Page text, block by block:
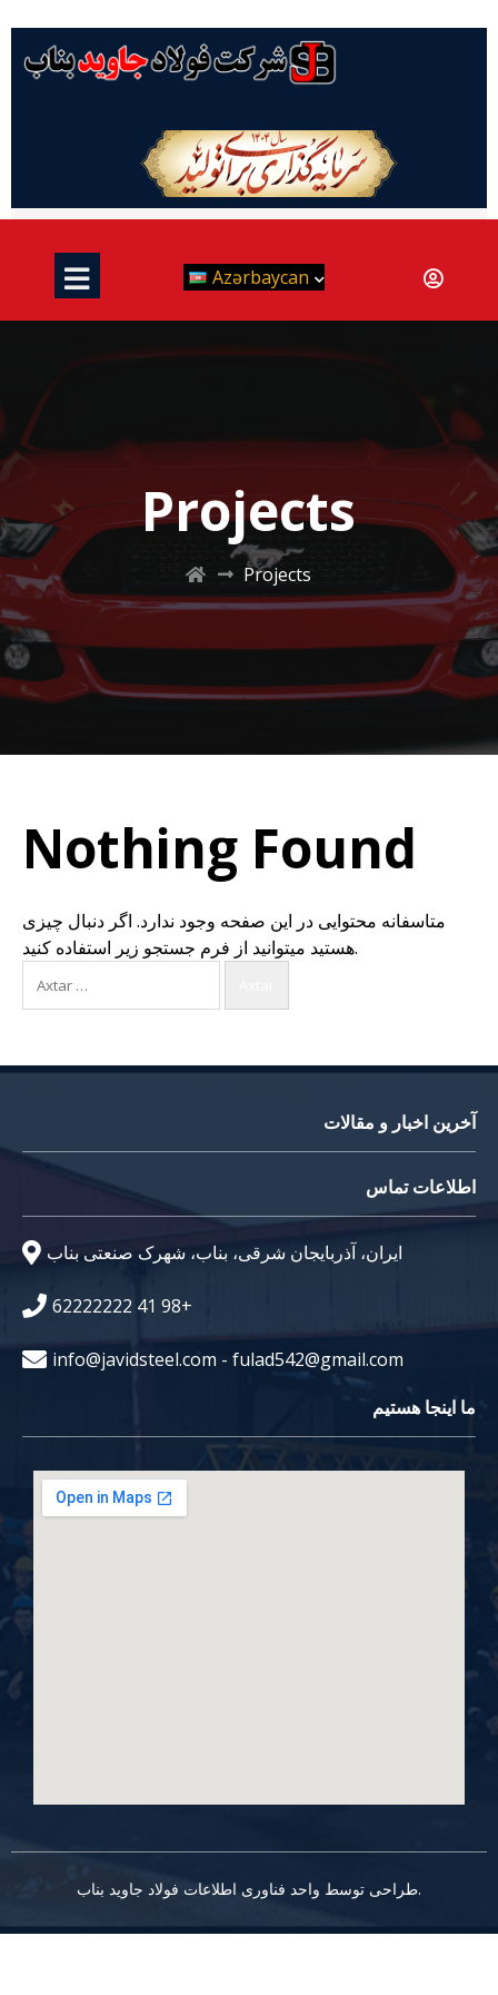
Azərbaycan
Projects
Projects
Nothing Found
متاسفانه محتوایی در این صفحه وجود ندارد. اگر دنبال چیزی
هستید میتوانید از فرم جستجو زیر استفاده کنید.
آخرین اخبار و مقالات
اطلاعات تماس
ایران، آذربایجان شرقی، بناب، شهرک صنعتی بناب
62222222 41 98+
info@javidsteel.com - fulad542@gmail.com
ما اینجا هستیم
طراحی توسط واحد فناوری اطلاعات فولاد جاوید بناب.